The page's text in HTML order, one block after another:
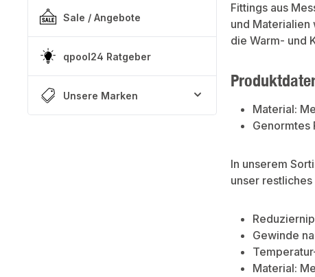
Sale / Angebote
qpool24 Ratgeber
Unsere Marken
Fittings aus
und Materialien
die Warm- und
Material:
Genormtes
In unserem
unser
Gewinde
Material: